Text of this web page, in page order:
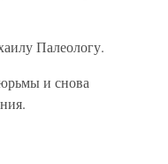
Палеологу.
и снова